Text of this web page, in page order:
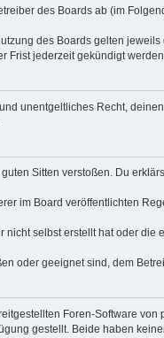
des Boards ab (im
des Boards gelten
Frist jederzeit gekündigt
unentgeltliches Recht,
Sitten verstoßen. Du
im Board veröffentlichten
selbst erstellt hat oder die
oder geeignet sind, dem
Foren-Software von
gestellt. Beide haben